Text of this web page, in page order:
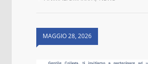
MAGGIO 28, 2026